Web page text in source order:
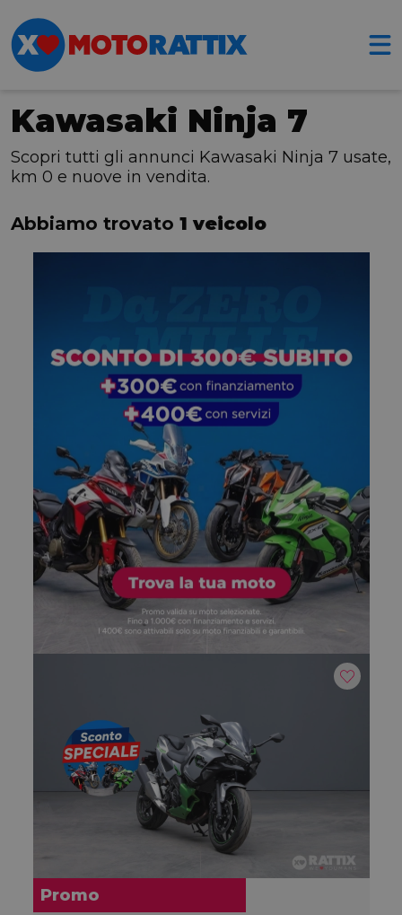
Kawasaki Ninja 7
Scopri tutti gli annunci Kawasaki Ninja 7 usate,
km 0 e nuove in vendita.
Abbiamo trovato 1 veicolo
Promo